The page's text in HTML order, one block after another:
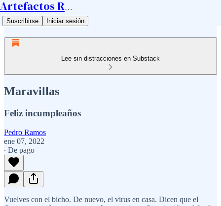
Artefactos Ramos
Suscribirse Iniciar sesión
Lee sin distracciones en Substack
Maravillas
Feliz incumpleaños
Pedro Ramos
ene 07, 2022
∙ De pago
Vuelves con el bicho. De nuevo, el virus en casa. Dicen que el